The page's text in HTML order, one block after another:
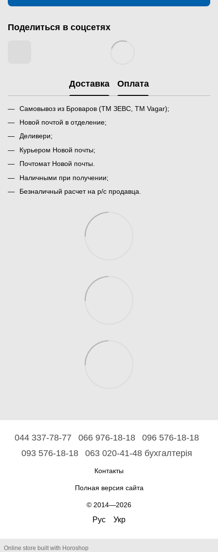
Поделиться в соцсетях
Доставка Оплата
Самовывоз из Броваров (ТМ ЗЕВС, ТМ Vagar);
Новой почтой в отделение;
Деливери;
Курьером Новой почты;
Почтомат Новой почты.
Наличными при получении;
Безналичный расчет на р/с продавца.
044 337-78-77 066 976-18-18
096 576-18-18
093 576-18-18
063 020-41-48 бухгалтерія
Контакты
Полная версия сайта
© 2014—2026
Рус Укр
Online store built with Horoshop